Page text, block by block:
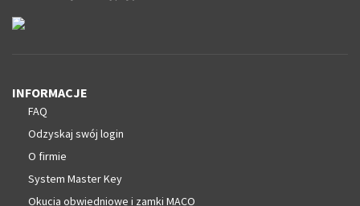
INFORMACJE
FAQ
Odzyskaj swój login
O firmie
System Master Key
Okucia obwiedniowe i zamki MACO